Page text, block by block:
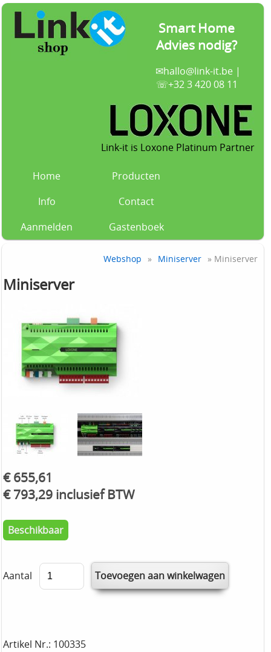
Smart Home
Advies nodig?
✉hallo@link-it.be|
☏+32 3 420 08 11
Link-it is Loxone Platinum Partner
Home
Producten
Info
Contact
Aanmelden
Gastenboek
Webshop » Miniserver » Miniserver
Miniserver
€ 655,61
€ 793,29 inclusief BTW
Beschikbaar
Aantal
Artikel Nr.: 100335